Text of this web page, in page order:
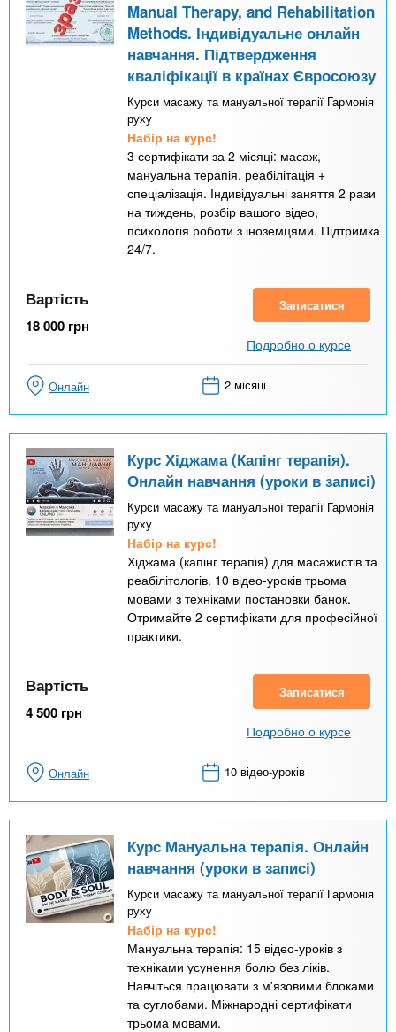
Manual Therapy, and Rehabilitation
Methods. Індивідуальне онлайн
навчання. Підтвердження
кваліфікації в країнах Євросоюзу
Курси масажу та мануальної терапії Гармонія
руху
Набір на курс!
3 сертифікати за 2 місяці: масаж,
мануальна терапія, реабілітація +
спеціалізація. Індивідуальні заняття 2 рази
на тиждень, розбір вашого відео,
психологія роботи з іноземцями. Підтримка
24/7.
Вартість
18 000 грн
Записатися
Подробно о курсе
Онлайн 2 місяці
Курс Хіджама (Капінг терапія).
Онлайн навчання (уроки в записі)
Курси масажу та мануальної терапії Гармонія
руху
Набір на курс!
Хіджама (капінг терапія) для масажистів та
реабілітологів. 10 відео-уроків трьома
мовами з техніками постановки банок.
Отримайте 2 сертифікати для професійної
практики.
Вартість
4 500 грн
Записатися
Подробно о курсе
Онлайн 10 відео-уроків
Курс Мануальна терапія. Онлайн
навчання (уроки в записі)
Курси масажу та мануальної терапії Гармонія
руху
Набір на курс!
Мануальна терапія: 15 відео-уроків з
техніками усунення болю без ліків.
Навчіться працювати з м'язовими блоками
та суглобами. Міжнародні сертифікати
трьома мовами.